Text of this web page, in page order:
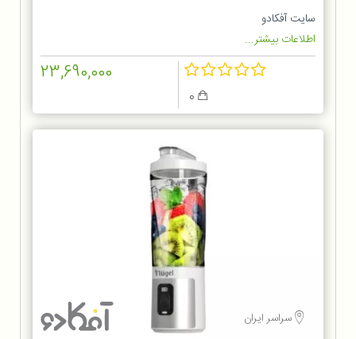
سایت آفکادو
اطلاعات بیشتر...
23,690,000
سراسر ایران